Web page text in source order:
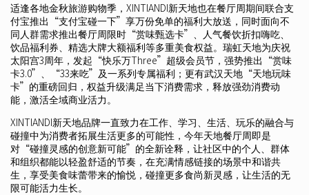
适逢各地金秋旅游购物季，XINTIANDI新天地也在餐厅周期间联合支
付宝推出“支付宝碰一下”享万份免单的福利大放送，同时面向不
同人群需求推出餐厅周限时“赏味甄选卡”、人气餐饮折扣嗨吃、
饮品福利券、精选大牌大额福利等多重美食权益。瑞虹天地为庆祝
太阳宫3周年，发起“快乐万Three”超级会员节，强势推出“赏味
卡3.0”、“33来吃”及一系列专属福利；更有武汉天地“天地玩味
卡”的重磅回归，权益升级满足当下消费需求，释放强劲消费动
能，激活全域商业活力。
XINTIANDI新天地品牌一直致力在工作、学习、生活、玩乐的融合与
碰撞中为消费者拓展生活更多的可能性，今年天地餐厅周即是
对“碰撞灵感的创意新可能”的全新诠释，让社区中的个人、群体
和组织都能以轻盈舒适的节奏，在充满情感链接的场景中和谐共
生，享受美食味蕾带来的愉悦，碰撞更多食尚新灵感，让生活的无
限可能活力生长。